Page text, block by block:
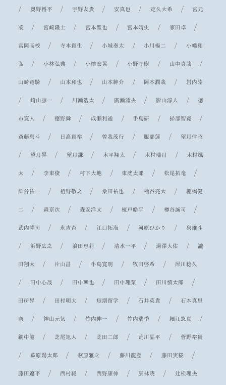
/ 奥野将平 / 宇野友貴 /安真也 /定久大希 / 宮元
凌 / 宮崎隆士 / 宮本聖也 / 宮本靖史 / 家田卓 /
富岡高校 / 寺本貴生 /小城奏太 /小川楊二 / 小幡和
弘 /小林弘典 /小檜宏晃 /小野寺樹 / 山中真哉 /
山崎竜騎 / 山本和也 / 山本紳介 / 岡本潤哉 / 岩内陸
/ 崎山諒一 / 川瀬浩太 / 廣瀬澪央 / 影山淳人 /徳
市寛人 /徳野舜 / 成瀬利通 / 手島研 / 掃部智寛 /
斎藤碧斗 / 日高貴裕 / 曽我茂行 / 服部蓮 / 望月信昭
/ 望月昇 / 望月謙 / 木平翔太 / 木村瑞月 / 木村颯
太 / 李東俊 /村下大地 / 東洸太郎 / 松尾拓竜 /
染谷祐一 /栢野敬之 / 桑田祐也 /桶谷亮太 / 棚橋健
二 / 森京次 / 森安洋文 /榎戸皓平 / 樽谷誠司 /
武内隆司 / 永吉杏 / 江口拓海 / 河原ひかり / 泉雄斗
/ 浜野広之 / 浪田恵莉 / 清水一平 / 湯澤大佑 /瀧
田翔太 / 片山昌 / 牛島寛明 /牧田啓希 / 犀川稔久
/ 田中心晟 / 田中準也 / 田中理菜 / 田川慎太郎 /
田所昇 / 田村明大 /短期留学 /石井英貴 / 石本真里
奈 /神山元気 /竹内伸一 /竹内瑞季 / 細江悠真 /
網中龍 / 芝尾旭人 / 芝田二郎 / 荒川晶平 / 菅野裕貴
/ 萩原陽太郎 / 萩原雅之 / 藤川龍登 / 藤田実桜 /
藤田遼平 / 西村純 / 西野康伸 / 辰林暁 / 辻松理央